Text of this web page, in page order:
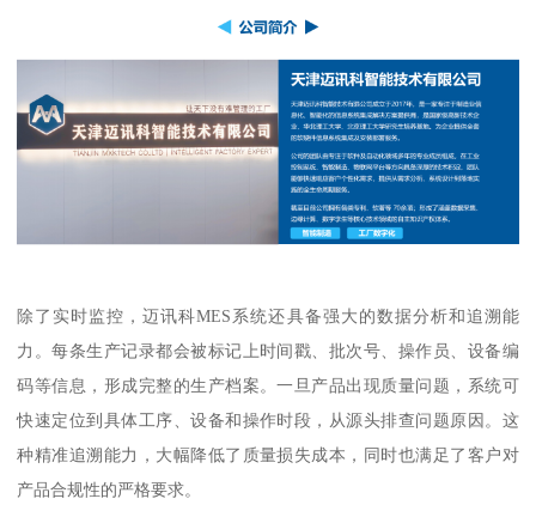
除了实时监控，迈讯科MES系统还具备强大的数据分析和追溯能
力。每条生产记录都会被标记上时间戳、批次号、操作员、设备编
码等信息，形成完整的生产档案。一旦产品出现质量问题，系统可
快速定位到具体工序、设备和操作时段，从源头排查问题原因。这
种精准追溯能力，大幅降低了质量损失成本，同时也满足了客户对
产品合规性的严格要求。